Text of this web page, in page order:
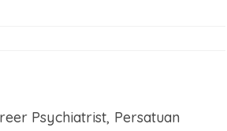
Psychiatrist, Persatuan